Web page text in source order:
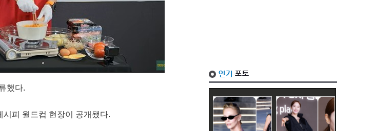
했다.
시피 월드컵 현장이 공개됐다.